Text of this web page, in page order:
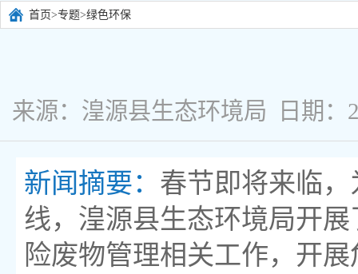
首页>专题>绿色环保
来源：湟源县生态环境局 日期
新闻摘要： 春节即将来临
线，湟源县生态环境局开
险废物管理相关工作，开